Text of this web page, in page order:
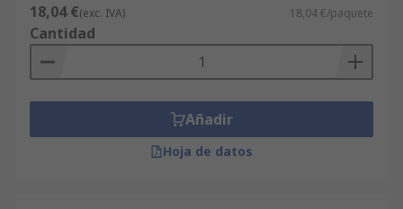
18,04 €(exc. IVA) 18,04 €/paquete
Cantidad
Añadir
Hoja de datos